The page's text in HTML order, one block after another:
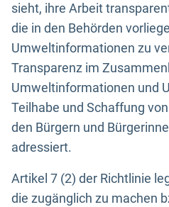
sieht, ihre Arbeit
die in den Behörden
Umweltinformationen zu
Transparenz im
Umweltinformationen und
Teilhabe und Schaffung
den Bürgern und
adressiert.
Artikel 7 (2) der Richtlinie
die zugänglich zu machen